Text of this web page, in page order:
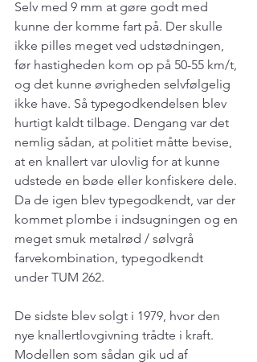
Selv med 9 mm at gøre godt med
kunne der komme fart på. Der skulle
ikke pilles meget ved udstødningen,
før hastigheden kom op på 50-55 km/t,
og det kunne øvrigheden selvfølgelig
ikke have. Så typegodkendelsen blev
hurtigt kaldt tilbage. Dengang var det
nemlig sådan, at politiet måtte bevise,
at en knallert var ulovlig for at kunne
udstede en bøde eller konfiskere dele.
Da de igen blev typegodkendt, var der
kommet plombe i indsugningen og en
meget smuk metalrød / sølvgrå
farvekombination, typegodkendt
under TUM 262.
De sidste blev solgt i 1979, hvor den
nye knallertlovgivning trådte i kraft.
Modellen som sådan gik ud af